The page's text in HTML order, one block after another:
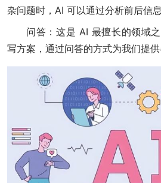
杂问题时，AI 可以通过分析前后信
问答：这是 AI 最擅长的领域
写方案，通过问答的方式为我们提供